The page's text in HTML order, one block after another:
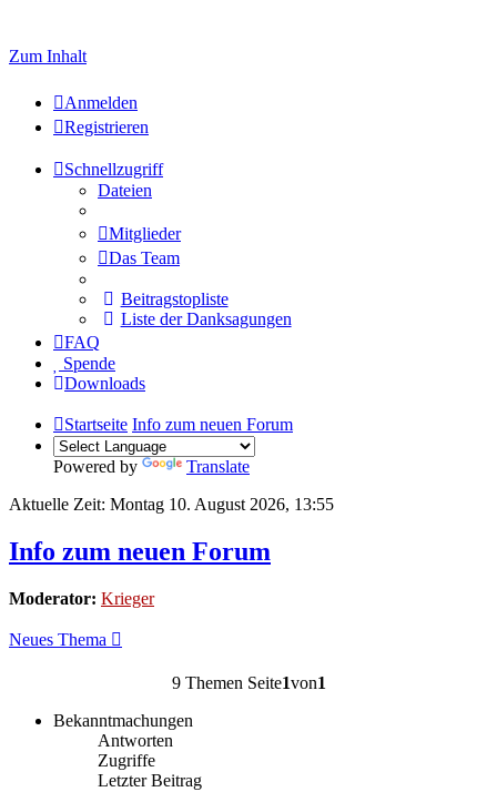
Zum Inhalt
Anmelden
Registrieren
Schnellzugriff
Dateien
Mitglieder
Das Team
Beitragstopliste
Liste der Danksagungen
FAQ
Spende
Downloads
Startseite Info zum neuen Forum
Powered by
Translate
Aktuelle Zeit: Montag 10. August 2026, 13:55
Info zum neuen Forum
Moderator: Krieger
Neues Thema
9 Themen Seite1von1
Bekanntmachungen
Antworten
Zugriffe
Letzter Beitrag